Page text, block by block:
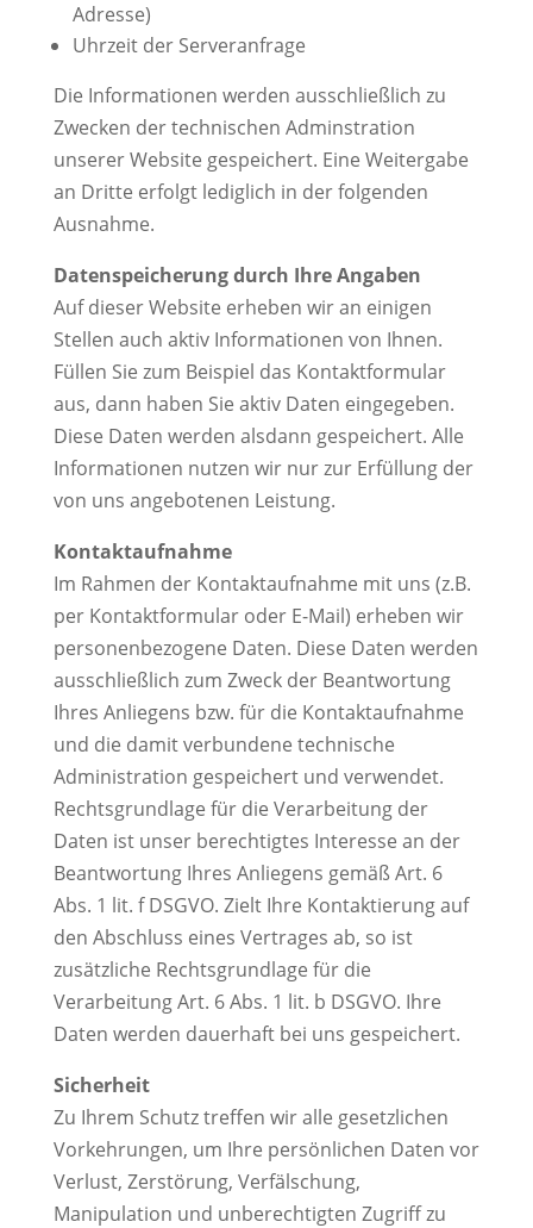
Adresse)
Uhrzeit der Serveranfrage
Die Informationen werden ausschließlich zu
Zwecken der technischen Adminstration
unserer Website gespeichert. Eine Weitergabe
an Dritte erfolgt lediglich in der folgenden
Ausnahme.
Datenspeicherung durch Ihre Angaben
Auf dieser Website erheben wir an einigen
Stellen auch aktiv Informationen von Ihnen.
Füllen Sie zum Beispiel das Kontaktformular
aus, dann haben Sie aktiv Daten eingegeben.
Diese Daten werden alsdann gespeichert. Alle
Informationen nutzen wir nur zur Erfüllung der
von uns angebotenen Leistung.
Kontaktaufnahme
Im Rahmen der Kontaktaufnahme mit uns (z.B.
per Kontaktformular oder E-Mail) erheben wir
personenbezogene Daten. Diese Daten werden
ausschließlich zum Zweck der Beantwortung
Ihres Anliegens bzw. für die Kontaktaufnahme
und die damit verbundene technische
Administration gespeichert und verwendet.
Rechtsgrundlage für die Verarbeitung der
Daten ist unser berechtigtes Interesse an der
Beantwortung Ihres Anliegens gemäß Art. 6
Abs. 1 lit. f DSGVO. Zielt Ihre Kontaktierung auf
den Abschluss eines Vertrages ab, so ist
zusätzliche Rechtsgrundlage für die
Verarbeitung Art. 6 Abs. 1 lit. b DSGVO. Ihre
Daten werden dauerhaft bei uns gespeichert.
Sicherheit
Zu Ihrem Schutz treffen wir alle gesetzlichen
Vorkehrungen, um Ihre persönlichen Daten vor
Verlust, Zerstörung, Verfälschung,
Manipulation und unberechtigten Zugriff zu